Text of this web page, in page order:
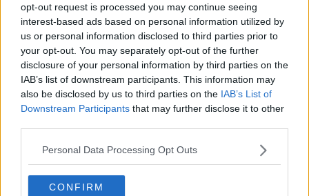
opt-out request is processed you may continue seeing
interest-based ads based on personal information utilized by
us or personal information disclosed to third parties prior to
your opt-out. You may separately opt-out of the further
disclosure of your personal information by third parties on the
IAB’s list of downstream participants. This information may
also be disclosed by us to third parties on the IAB’s List of
Downstream Participants that may further disclose it to other
Personal Data Processing Opt Outs
CONFIRM
Carla Cocilova